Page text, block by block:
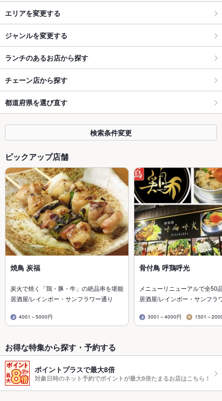
エリアを変更する
ジャンルを変更する
ランチのあるお店から探す
チェーン店から探す
都道府県を選び直す
検索条件変更
ピックアップ店舗
焼鳥 炭福
炭火で焼く「鶏・豚・牛」の絶品串を堪能
居酒屋/レインボー・サンフラワー通り
4001～5000円
骨付鳥 呼鶏呼光
メニューリニューアルで全50
居酒屋/レインボー・サンフラ
3001～4000円 1501～
お得な特集から探す・予約する
ポイントプラスで最大8倍
対象日時のネット予約でポイントが最大8倍たまるお店はこちら！